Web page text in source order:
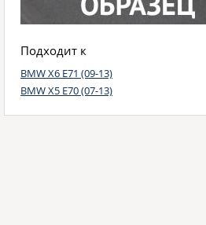
Подходит к
BMW X6 E71 (09-13)
BMW X5 E70 (07-13)